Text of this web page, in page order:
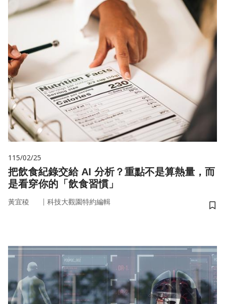
115/02/25
把飲食紀錄交給 AI 分析？重點不是算熱量，而
是看穿你的「飲食習慣」
黃宜稜 ｜ 科技大觀園特約編輯
儲